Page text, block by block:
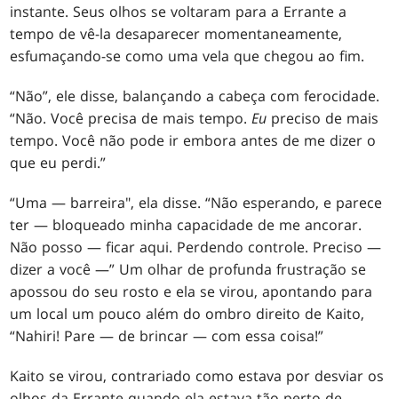
instante. Seus olhos se voltaram para a Errante a
tempo de vê-la desaparecer momentaneamente,
esfumaçando-se como uma vela que chegou ao fim.
“Não”, ele disse, balançando a cabeça com ferocidade.
“Não. Você precisa de mais tempo.Eu preciso de mais
tempo. Você não pode ir embora antes de me dizer o
que eu perdi.”
“Uma — barreira", ela disse. “Não esperando, e parece
ter — bloqueado minha capacidade de me ancorar.
Não posso — ficar aqui. Perdendo controle. Preciso —
dizer a você —” Um olhar de profunda frustração se
apossou do seu rosto e ela se virou, apontando para
um local um pouco além do ombro direito de Kaito,
“Nahiri! Pare — de brincar — com essa coisa!”
Kaito se virou, contrariado como estava por desviar os